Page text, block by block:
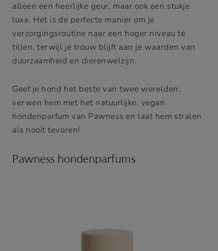
alleen een heerlijke geur, maar ook een stukje
luxe. Het is de perfecte manier om je
verzorgingsroutine naar een hoger niveau te
tillen, terwijl je trouw blijft aan je waarden van
duurzaamheid en dierenwelzijn.
Geef je hond het beste van twee werelden:
verwen hem met het natuurlijke, vegan
hondenparfum van Pawness en laat hem stralen
als nooit tevoren!
Pawness hondenparfums